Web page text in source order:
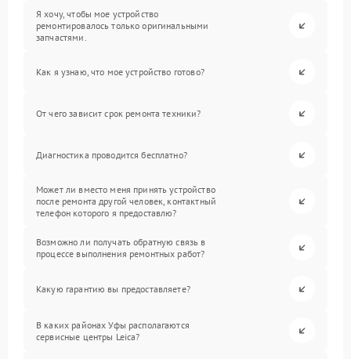
Я хочу, чтобы мое устройство
ремонтировалось только оригинальными
запчастями.
Как я узнаю, что мое устройство готово?
От чего зависит срок ремонта техники?
Диагностика проводится бесплатно?
Может ли вместо меня принять устройство
после ремонта другой человек, контактный
телефон которого я предоставлю?
Возможно ли получать обратную связь в
процессе выполнения ремонтных работ?
Какую гарантию вы предоставляете?
В каких районах Уфы располагаются
сервисные центры Leica?